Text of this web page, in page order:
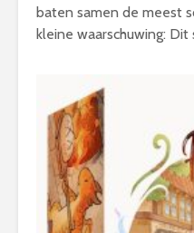
baten samen de meest
kleine waarschuwing: